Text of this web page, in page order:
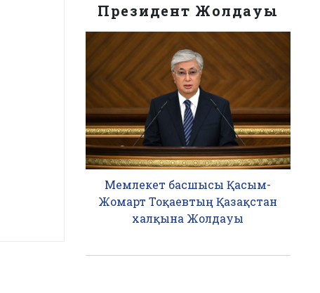
Президент Жолдауы
Мемлекет басшысы Қасым-
Жомарт Тоқаевтың Қазақстан
халқына Жолдауы